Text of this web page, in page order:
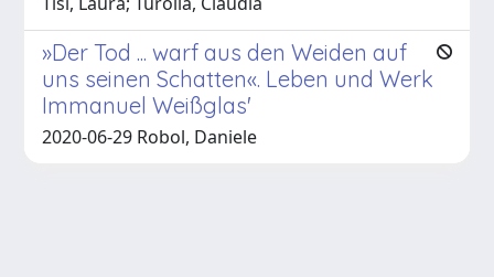
»Der Tod ... warf aus den Weiden auf
uns seinen Schatten«. Leben und Werk
Immanuel Weißglas'
2020-06-29 Robol, Daniele